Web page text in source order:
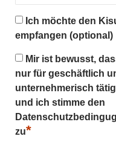
Ich möchte den
empfangen (optional)
Mir ist bewusst,
nur für geschäftlich
unternehmerisch
und ich stimme den
zu*